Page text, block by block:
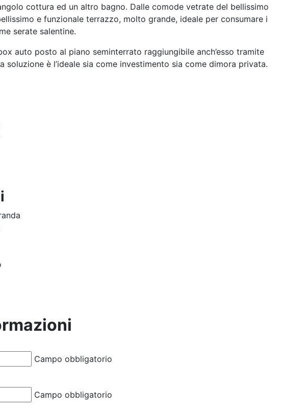
cottura ed un altro bagno. Dalle comode vetrate del bellissimo
e funzionale terrazzo, molto grande, ideale per consumare i
serate salentine.
auto posto al piano seminterrato raggiungibile anch’esso tramite
soluzione è l’ideale sia come investimento sia come dimora privata.
Campo obbligatorio
Campo obbligatorio